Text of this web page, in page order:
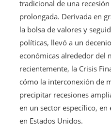
tradicional de una
prolongada. Derivada en
la bolsa de valores y
políticas, llevó a un
económicas alrededor del
recientemente, la Crisis
cómo la interconexión de
precipitar recesiones
en un sector específico,
en Estados Unidos.